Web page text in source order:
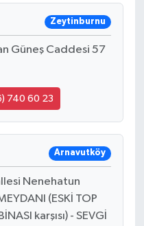
Zeytinburnu
Güneş Caddesi 57
740 60 23
Arnavutköy
Nenehatun
(ESKİ TOP
karşısı) - SEVGİ